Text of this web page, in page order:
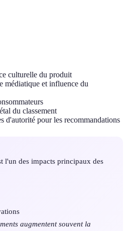
culturelle du produit
médiatique et influence du
du classement
d'autorité pour les recommandations
l'un des impacts principaux des
augmentent souvent la